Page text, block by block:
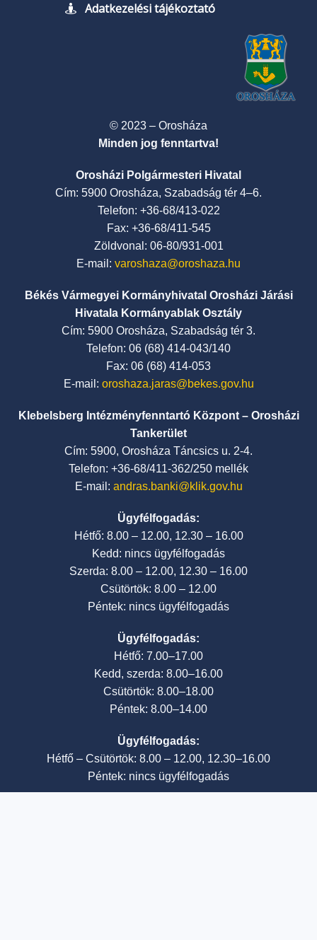
Adatkezelési tájékoztató
© 2023 – Orosháza
Minden jog fenntartva!
Orosházi Polgármesteri Hivatal
Cím: 5900 Orosháza, Szabadság tér 4–6.
Telefon: +36-68/413-022
Fax: +36-68/411-545
Zöldvonal: 06-80/931-001
E-mail: varoshaza@oroshaza.hu
Békés Vármegyei Kormányhivatal Orosházi Járási
Hivatala Kormányablak Osztály
Cím: 5900 Orosháza, Szabadság tér 3.
Telefon: 06 (68) 414-043/140
Fax: 06 (68) 414-053
E-mail: oroshaza.jaras@bekes.gov.hu
Klebelsberg Intézményfenntartó Központ – Orosházi
Tankerület
Cím: 5900, Orosháza Táncsics u. 2-4.
Telefon: +36-68/411-362/250 mellék
E-mail: andras.banki@klik.gov.hu
Ügyfélfogadás:
Hétfő: 8.00 – 12.00, 12.30 – 16.00
Kedd: nincs ügyfélfogadás
Szerda: 8.00 – 12.00, 12.30 – 16.00
Csütörtök: 8.00 – 12.00
Péntek: nincs ügyfélfogadás
Ügyfélfogadás:
Hétfő: 7.00–17.00
Kedd, szerda: 8.00–16.00
Csütörtök: 8.00–18.00
Péntek: 8.00–14.00
Ügyfélfogadás:
Hétfő – Csütörtök: 8.00 – 12.00, 12.30–16.00
Péntek: nincs ügyfélfogadás